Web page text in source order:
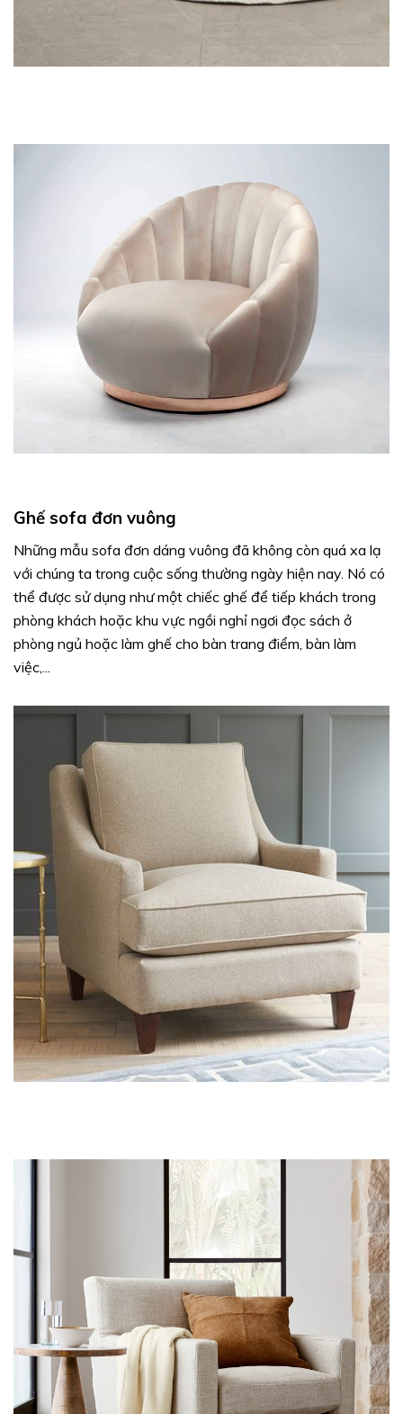
Ghế sofa đơn vuông
Những mẫu sofa đơn dáng vuông đã không còn quá xa lạ
với chúng ta trong cuộc sống thường ngày hiện nay. Nó có
thể được sử dụng như một chiếc ghế để tiếp khách trong
phòng khách hoặc khu vực ngồi nghỉ ngơi đọc sách ở
phòng ngủ hoặc làm ghế cho bàn trang điểm, bàn làm
việc,...